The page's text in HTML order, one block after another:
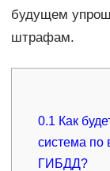
будущем
штрафам.
0.1 Как
система по
ГИБДД?